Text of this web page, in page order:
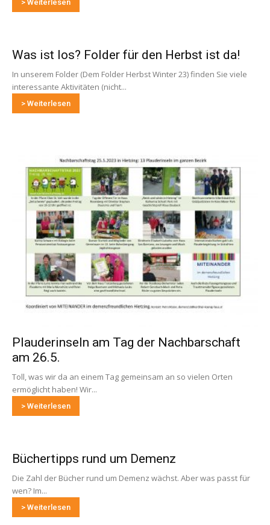
> Weiterlesen
Was ist los? Folder für den Herbst ist da!
In unserem Folder (Dem Folder Herbst Winter 23) finden Sie viele
interessante Aktivitäten (nicht...
> Weiterlesen
Plauderinseln am Tag der Nachbarschaft
am 26.5.
Toll, was wir da an einem Tag gemeinsam an so vielen Orten
ermöglicht haben! Wir...
> Weiterlesen
Büchertipps rund um Demenz
Die Zahl der Bücher rund um Demenz wächst. Aber was passt für
wen? Im...
> Weiterlesen